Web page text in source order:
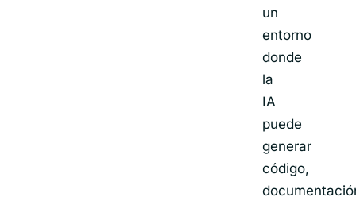
un
entorno
donde
la
IA
puede
generar
código,